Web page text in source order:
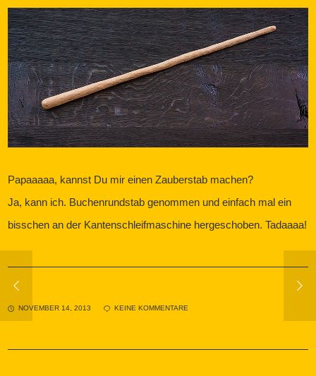
Papaaaaa, kannst Du mir einen Zauberstab machen?
Ja, kann ich. Buchenrundstab genommen und einfach mal ein
bisschen an der Kantenschleifmaschine hergeschoben. Tadaaaa!
NOVEMBER 14, 2013 KEINE KOMMENTARE